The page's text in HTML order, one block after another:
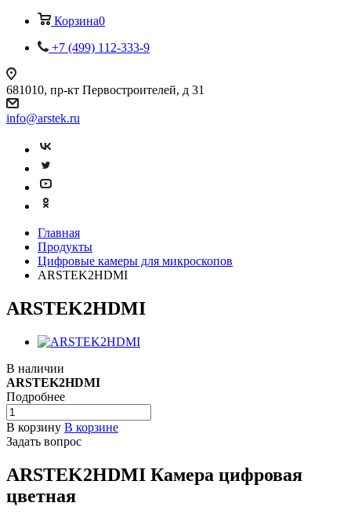
Корзина0
+7 (499) 112-333-9
681010, пр-кт Первостроителей, д 31
info@arstek.ru
Главная
Продукты
Цифровые камеры для микроскопов
ARSTEK2HDMI
ARSTEK2HDMI
В наличии
ARSTEK2HDMI
Подробнее
В корзину В корзине
Задать вопрос
ARSTEK2HDMI Камера цифровая
цветная